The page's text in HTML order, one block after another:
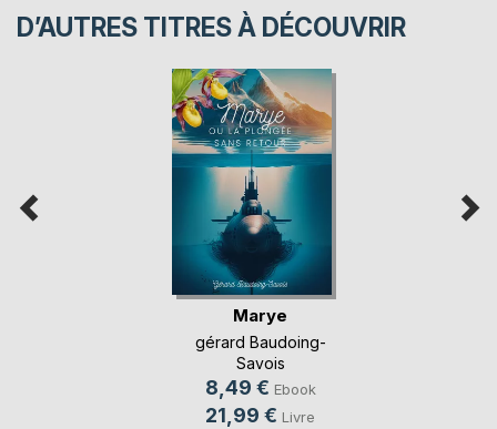
D’AUTRES TITRES À DÉCOUVRIR
Marye
gérard Baudoing-
Savois
8,49 € Ebook
21,99 € Livre